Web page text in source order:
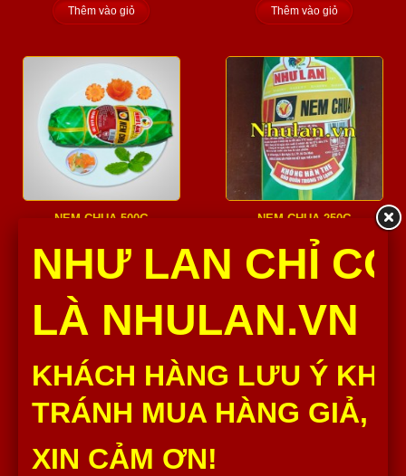
Thêm vào giỏ Thêm vào giỏ
NEM CHUA 500G
Nem Chua 500G
175,000 Đ
Số lượng :
Thêm vào giỏ
NEM CHUA 250G
Nem Chua 250G
87,500 Đ
Thêm vào giỏ
NHƯ LAN CHỈ
LÀ NHULAN.VN
KHÁCH HÀNG LƯU Ý
TRÁNH MUA HÀNG GIẢ,
XIN CẢM ƠN!